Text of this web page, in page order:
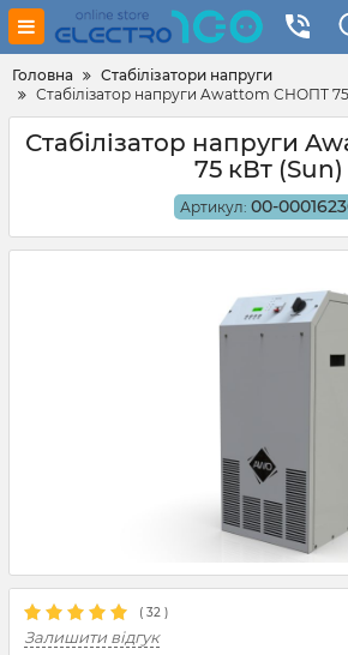
Головна
Стабілізатори напруги
Стабілізатор напруги Awattom СНОПТ
Стабілізатор напруги
75 кВт (Sun)
Артикул: 00-
( 32 )
Залишити відгук